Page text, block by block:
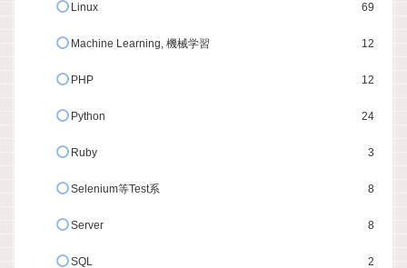
Linux 69
Machine Learning, 機械学習 12
PHP 12
Python 24
Ruby 3
Selenium等Test系 8
Server 8
SQL 2